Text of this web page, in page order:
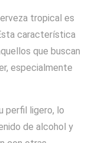
tropical es
característica
que buscan
especialmente
perfil ligero, lo
de alcohol y